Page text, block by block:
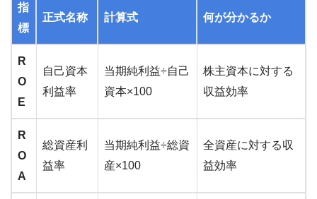
指
標
正式名称 計算式 何が分かるか
R
O
E
自己資本
利益率
当期純利益÷自己
資本×100
株主資本に対する
収益効率
R
O
A
総資産利
益率
当期純利益÷総資
産×100
全資産に対する収
益効率